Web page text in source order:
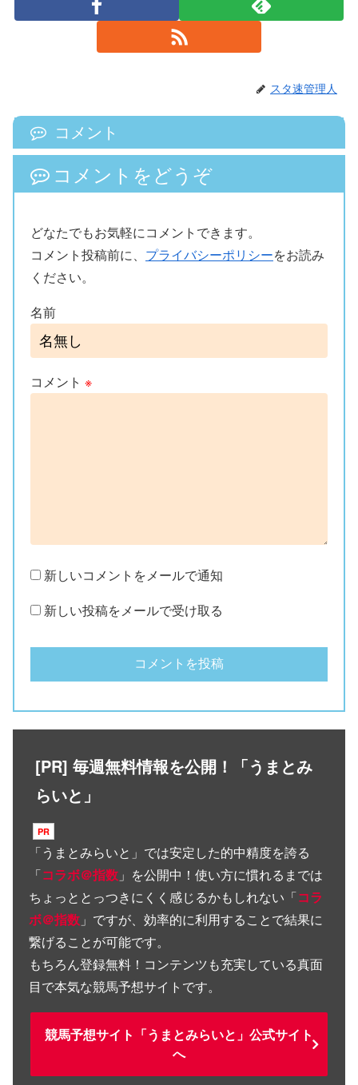
スタ速管理人
コメント
コメントをどうぞ
どなたでもお気軽にコメントできます。
コメント投稿前に、 プライバシーポリシーをお読み
ください。
名前
コメント ※
新しいコメントをメールで通知
新しい投稿をメールで受け取る
[PR] 毎週無料情報を公開！「うまとみ
らいと」
「うまとみらいと 」では安定した的中精度を誇る
「コラボ＠指数 」を公開中！使い方に慣れるまでは
ちょっととっつきにくく感じるかもしれない「コラ
ボ＠指数 」ですが、効率的に利用することで結果に
繋げることが可能です。
もちろん登録無料！コンテンツも充実している真面
目で本気な競馬予想サイトです。
競馬予想サイト「うまとみらいと」公式サイト
へ